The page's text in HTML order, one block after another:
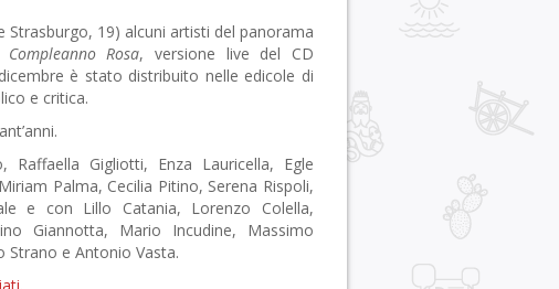
Strasburgo, 19) alcuni artisti del panorama
Compleanno Rosa, versione live del CD
è stato distribuito nelle edicole di
e critica.
Raffaella Gigliotti, Enza Lauricella, Egle
Palma, Cecilia Pitino, Serena Rispoli,
e con Lillo Catania, Lorenzo Colella,
Giannotta, Mario Incudine, Massimo
Strano e Antonio Vasta.